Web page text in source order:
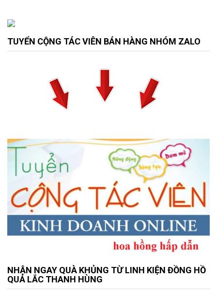
TUYỂN CỘNG TÁC VIÊN BÁN HÀNG NHÓM ZALO
NHẬN NGAY QUÀ KHỦNG TỪ LINH KIỆN ĐỒNG HỒ
QUẢ LẮC THANH HÙNG